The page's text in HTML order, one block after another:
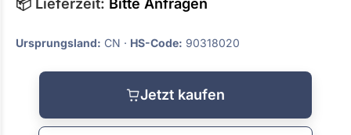
📦 Lieferzeit: Bitte Anfragen
Ursprungsland: CN · HS-Code: 90318020
Jetzt kaufen